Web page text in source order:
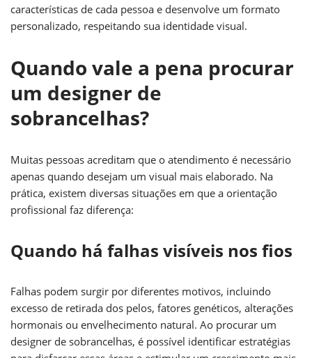
características de cada pessoa e desenvolve um formato
personalizado, respeitando sua identidade visual.
Quando vale a pena procurar
um designer de
sobrancelhas?
Muitas pessoas acreditam que o atendimento é necessário
apenas quando desejam um visual mais elaborado. Na
prática, existem diversas situações em que a orientação
profissional faz diferença:
Quando há falhas visíveis nos fios
Falhas podem surgir por diferentes motivos, incluindo
excesso de retirada dos pelos, fatores genéticos, alterações
hormonais ou envelhecimento natural. Ao procurar um
designer de sobrancelhas, é possível identificar estratégias